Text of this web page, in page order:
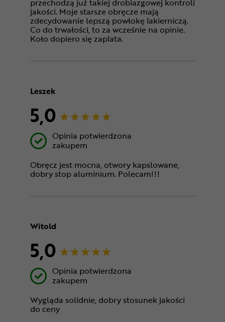
przechodzą już takiej drobiazgowej kontroli
jakości. Moje starsze obręcze mają
zdecydowanie lepszą powłokę lakierniczą.
Co do trwałości, to za wcześnie na opinie.
Koło dopiero się zaplata.
Leszek
5,0
Opinia potwierdzona
zakupem
Obręcz jest mocna, otwory kapslowane,
dobry stop aluminium. Polecam!!!
Witold
5,0
Opinia potwierdzona
zakupem
Wygląda solidnie, dobry stosunek jakości
do ceny